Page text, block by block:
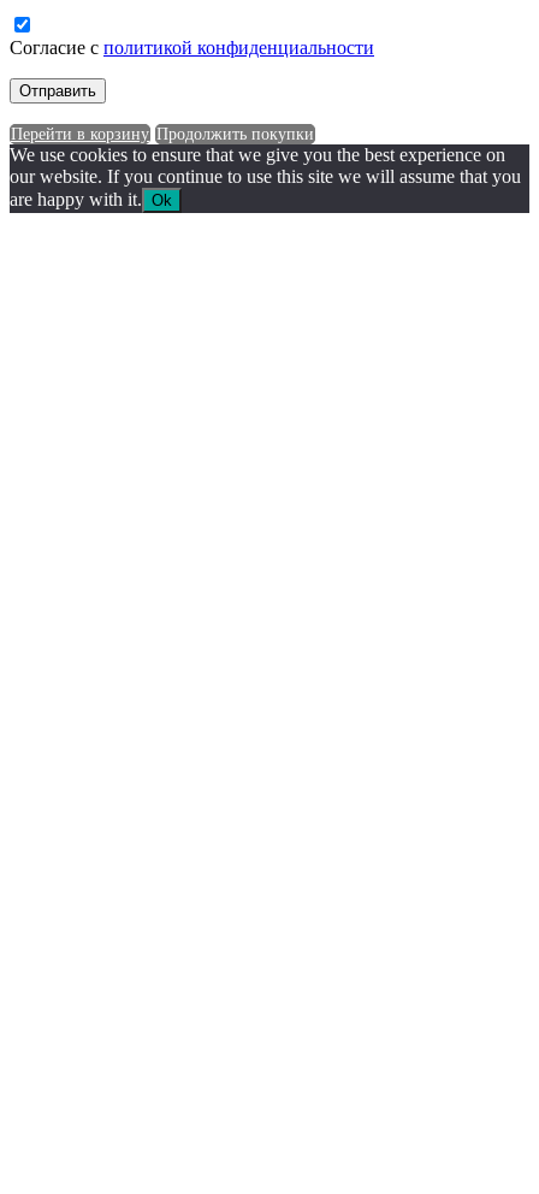
Согласие с политикой конфиденциальности
Перейти в корзину Продолжить покупки
We use cookies to ensure that we give you the best experience on
our website. If you continue to use this site we will assume that you
are happy with it. Ok